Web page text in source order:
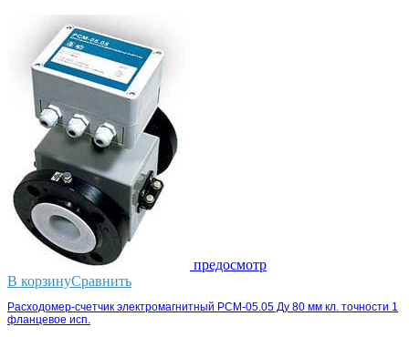
предосмотр
В корзинуСравнить
Расходомер-счетчик электромагнитный РСМ-05.05 Ду 80 мм кл. точности 1
фланцевое исп.